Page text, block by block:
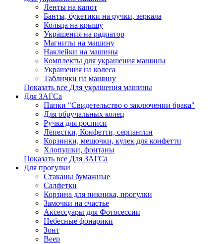
Ленты на капот
Банты, букетики на ручки, зеркала
Кольца на крышу
Украшения на радиатор
Магниты на машину
Наклейки на машины
Комплекты для украшения машины
Украшения на колеса
Таблички на машину
Показать все Для украшения машины
Для ЗАГСа
Папки "Свидетельство о заключении брака"
Для обручальных колец
Ручка для росписи
Лепестки, Конфетти, серпантин
Корзинки, мешочки, кулек для конфетти
Хлопушки, фонтаны
Показать все Для ЗАГСа
Для прогулки
Стаканы бумажные
Салфетки
Корзина для пикника, прогулки
Замочки на счастье
Аксессуары для Фотосессии
Небесные фонарики
Зонт
Веер